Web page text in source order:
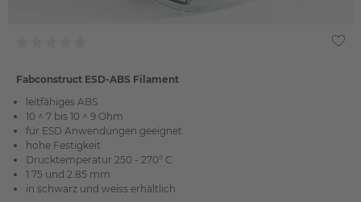
Fabconstruct ESD-ABS Filament
leitfähiges ABS
10 ^ 7 bis 10 ^ 9 Ohm
für ESD Anwendungen geeignet
hohe Festigkeit
Drucktemperatur 250 - 270° C
1.75 und 2.85 mm
in schwarz und weiss erhältlich